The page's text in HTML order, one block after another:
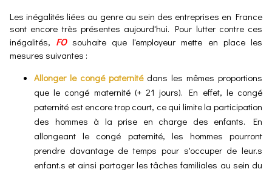
Les inégalités liées au genre au sein des entreprises en France
sont encore très présentes aujourd'hui. Pour lutter contre ces
inégalités, FOsouhaite que l'employeur mette en place les
mesures suivantes :
Allonger le congé paternitédans les mêmes proportions
que le congé maternité (+ 21 jours). En effet, le congé
paternité est encore trop court, ce qui limite la participation
des hommes à la prise en charge des enfants. En
allongeant le congé paternité, les hommes pourront
prendre davantage de temps pour s'occuper de leur.s
enfant.s et ainsi partager les tâches familiales au sein du